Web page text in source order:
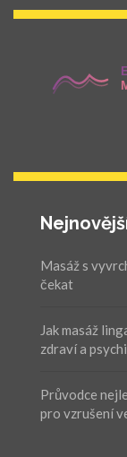
Masáž s
čekat
Jak masáž
zdraví a
Průvodce
pro vzrušení